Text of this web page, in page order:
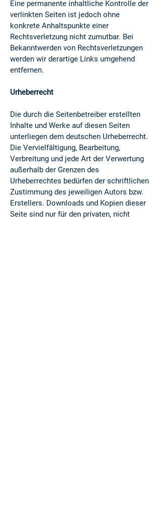
Eine permanente inhaltliche Kontrolle der
verlinkten Seiten ist jedoch ohne
konkrete Anhaltspunkte einer
Rechtsverletzung nicht zumutbar. Bei
Bekanntwerden von Rechtsverletzungen
werden wir derartige Links umgehend
entfernen.
Urheberrecht
Die durch die Seitenbetreiber erstellten
Inhalte und Werke auf diesen Seiten
unterliegen dem deutschen Urheberrecht.
Die Vervielfältigung, Bearbeitung,
Verbreitung und jede Art der Verwertung
außerhalb der Grenzen des
Urheberrechtes bedürfen der schriftlichen
Zustimmung des jeweiligen Autors bzw.
Erstellers. Downloads und Kopien dieser
Seite sind nur für den privaten, nicht